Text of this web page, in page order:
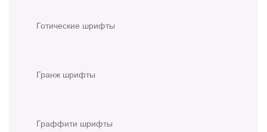
Готические шрифты
Гранж шрифты
Граффити шрифты